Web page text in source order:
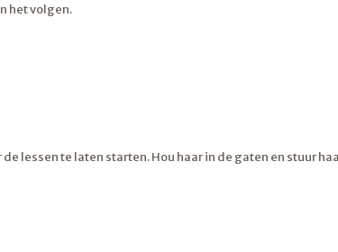
het volgen.
lessen te laten starten. Hou haar in de gaten en stuur